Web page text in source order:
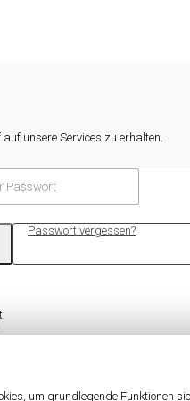
unsere Services zu erhalten.
Passwort vergessen?
um grundlegende Funktionen